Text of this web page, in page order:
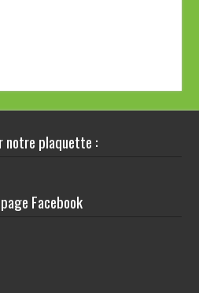
notre plaquette :
Facebook